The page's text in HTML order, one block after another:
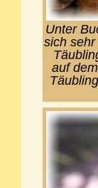
Unter
sich
auf